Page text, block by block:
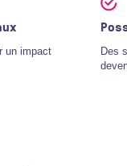
un impact
Des